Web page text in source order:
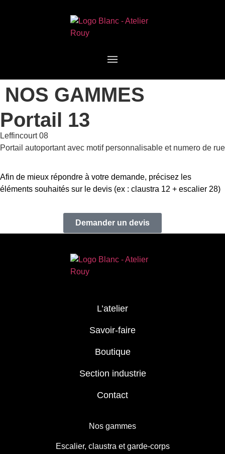
NOS GAMMES
Portail 13
Leffincourt 08
Portail autoportant avec motif personnalisable et numero de rue
Afin de mieux répondre à votre demande, précisez les
éléments souhaités sur le devis (ex : claustra 12 + escalier 28)
Demander un devis
L’atelier
Savoir-faire
Boutique
Section industrie
Contact
Nos gammes
Escalier, claustra et garde-corps